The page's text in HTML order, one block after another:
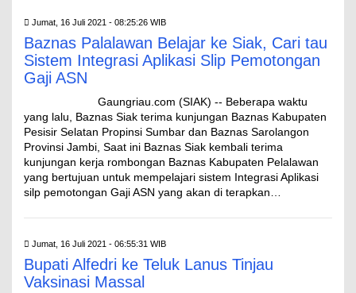
Jumat, 16 Juli 2021 - 08:25:26 WIB
Baznas Palalawan Belajar ke Siak, Cari tau
Sistem Integrasi Aplikasi Slip Pemotongan
Gaji ASN
Gaungriau.com (SIAK) -- Beberapa waktu
yang lalu, Baznas Siak terima kunjungan Baznas Kabupaten
Pesisir Selatan Propinsi Sumbar dan Baznas Sarolangon
Provinsi Jambi, Saat ini Baznas Siak kembali terima
kunjungan kerja rombongan Baznas Kabupaten Pelalawan
yang bertujuan untuk mempelajari sistem Integrasi Aplikasi
silp pemotongan Gaji ASN yang akan di terapkan…
Jumat, 16 Juli 2021 - 06:55:31 WIB
Bupati Alfedri ke Teluk Lanus Tinjau
Vaksinasi Massal